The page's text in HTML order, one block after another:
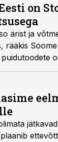
on
ärist ja
rääkis Soome
Äriplaani